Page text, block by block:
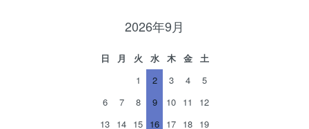
2026年9月
日 月 火 水 木 金
土
1
2 3 4
5
6
7 8 9 10 11
12
13 14 15 16 17 18 19